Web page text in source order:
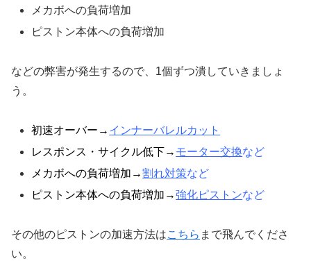
メカボへの負荷増加
ピストン本体への負荷増加
などの弊害が発生するので、1個ずつ潰していきましょ
う。
初速オーバー→ インナーバレルカット
レスポンス・サイクル低下→ モーター交換など
メカボへの負荷増加→割れ対策など
ピストン本体への負荷増加→強化ピストンなど
その他のピストンの加速方法はこちら まで飛んでくださ
い。